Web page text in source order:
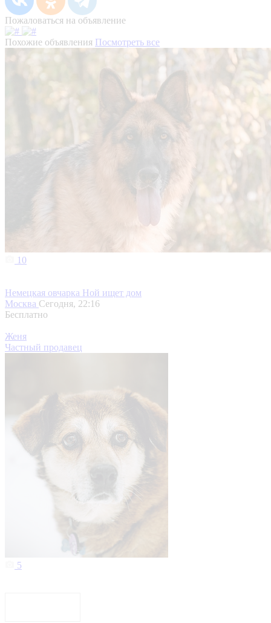
Пожаловаться на объявление
Похожие объявления Посмотреть все
10
Немецкая овчарка Ной ищет дом
Москва Сегодня, 22:16
Бесплатно
Женя
Частный продавец
5